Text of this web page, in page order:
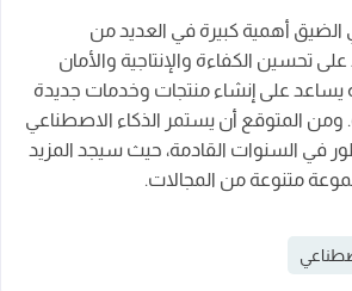
الضيق أهمية كبيرة في العديد من
تحسين الكفاءة والإنتاجية والأمان
يساعد على إنشاء منتجات وخدمات جديدة
ومن المتوقع أن يستمر الذكاء الاصطناعي
في السنوات القادمة، حيث سيجد المزيد
متنوعة من المجالات.